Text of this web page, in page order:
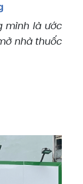
mình là ước
nhà thuốc